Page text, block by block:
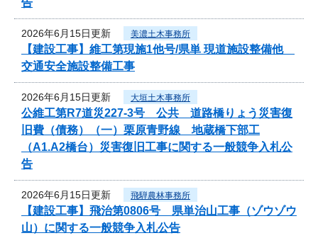
2026年6月15日更新 美濃土木事務所
【建設工事】維工第現施1他号/県単 現道施設整備他
交通安全施設整備工事
2026年6月15日更新 大垣土木事務所
公維工第R7道災227-3号 公共 道路橋りょう災害復
旧費（債務）（一）栗原青野線 地蔵橋下部工
（A1.A2橋台）災害復旧工事に関する一般競争入札公
告
2026年6月15日更新 飛騨農林事務所
【建設工事】飛治第0806号 県単治山工事（ゾウゾウ
山）に関する一般競争入札公告